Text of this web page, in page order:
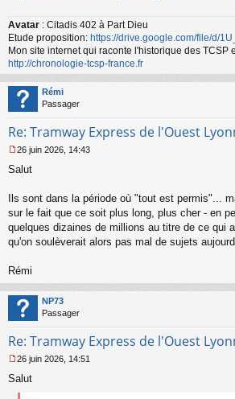
Avatar : Citadis 402 à Part Dieu
Etude proposition: https://drive.google.com/file/d/
Mon site internet qui raconte l'historique des TCSP
http://chronologie-tcsp-france.fr
Rémi
Passager
Re: Tramway Express de l'Ouest
e
s
g
e
n
n
u
26 juin 2026, 14:43
Salut
Ils sont dans la période où "tout est permis"...
sur le fait que ce soit plus long, plus cher - en
quelques dizaines de millions au titre de ce qui
qu'on soulèverait alors pas mal de sujets
Rémi
NP73
Passager
Re: Tramway Express de l'Ouest
e
s
26 juin 2026, 14:51
Salut